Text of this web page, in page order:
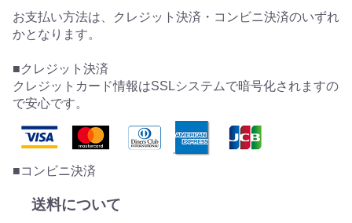
お支払い方法は、クレジット決済・コンビニ決済のいずれ
かとなります。
■クレジット決済
クレジットカード情報はSSLシステムで暗号化されますの
で安心です。
■コンビニ決済
送料について